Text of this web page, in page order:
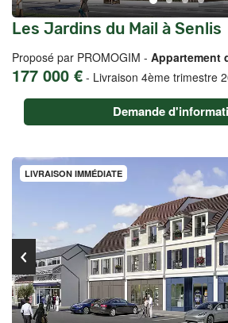
Les Jardins du Mail à Senlis
Proposé par PROMOGIM - Appartement
177 000 € - Livraison 4ème trimestre
Demande
LIVRAISON IMMÉDIATE